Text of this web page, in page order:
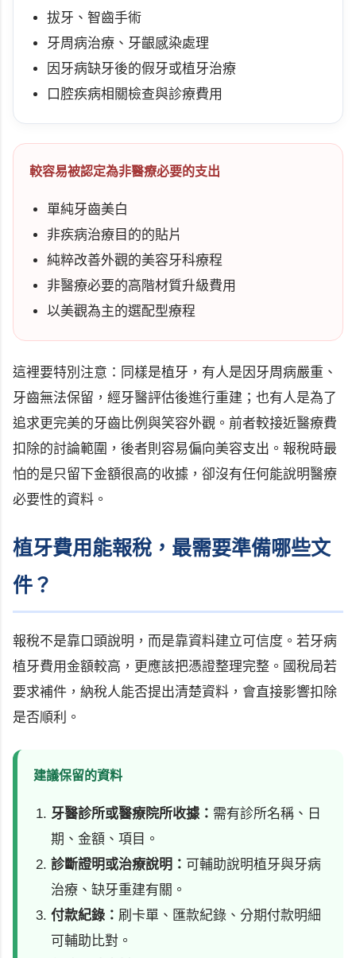
拔牙、智齒手術
牙周病治療、牙齦感染處理
因牙病缺牙後的假牙或植牙治療
口腔疾病相關檢查與診療費用
較容易被認定為非醫療必要的支出
單純牙齒美白
非疾病治療目的的貼片
純粹改善外觀的美容牙科療程
非醫療必要的高階材質升級費用
以美觀為主的選配型療程
這裡要特別注意：同樣是植牙，有人是因牙周病嚴重、
牙齒無法保留，經牙醫評估後進行重建；也有人是為了
追求更完美的牙齒比例與笑容外觀。前者較接近醫療費
扣除的討論範圍，後者則容易偏向美容支出。報稅時最
怕的是只留下金額很高的收據，卻沒有任何能說明醫療
必要性的資料。
植牙費用能報稅，最需要準備哪些文
件？
報稅不是靠口頭說明，而是靠資料建立可信度。若牙病
植牙費用金額較高，更應該把憑證整理完整。國稅局若
要求補件，納稅人能否提出清楚資料，會直接影響扣除
是否順利。
建議保留的資料
牙醫診所或醫療院所收據： 需有診所名稱、日
期、金額、項目。
診斷證明或治療說明： 可輔助說明植牙與牙病
治療、缺牙重建有關。
付款紀錄： 刷卡單、匯款紀錄、分期付款明細
可輔助比對。